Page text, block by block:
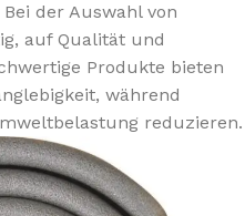
Bei der Auswahl von
auf Qualität und
Produkte bieten
während
reduzieren.